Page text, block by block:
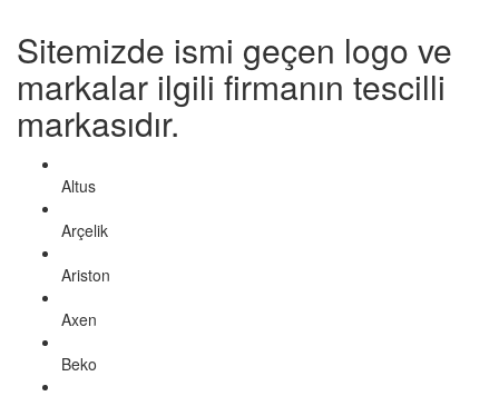
Sitemizde ismi geçen logo ve
markalar ilgili firmanın tescilli
markasıdır.
Altus
Arçelik
Ariston
Axen
Beko